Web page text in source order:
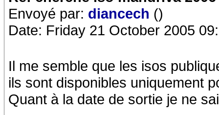
Envoyé par: diancech ()
Date: Friday 21 October 2005
Il me semble que les isos
ils sont disponibles uniquement
Quant à la date de sortie je ne